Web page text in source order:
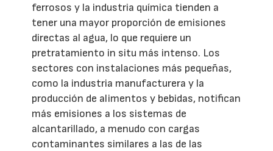
ferrosos y la industria química tienden a
tener una mayor proporción de emisiones
directas al agua, lo que requiere un
pretratamiento in situ más intenso. Los
sectores con instalaciones más pequeñas,
como la industria manufacturera y la
producción de alimentos y bebidas, notifican
más emisiones a los sistemas de
alcantarillado, a menudo con cargas
contaminantes similares a las de las